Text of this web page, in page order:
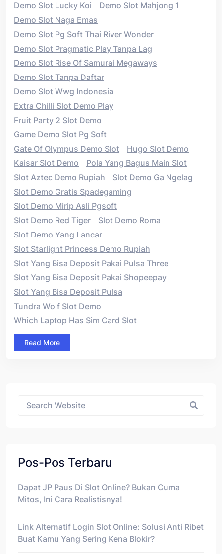
Demo Slot Lucky Koi
Demo Slot Mahjong 1
Demo Slot Naga Emas
Demo Slot Pg Soft Thai River Wonder
Demo Slot Pragmatic Play Tanpa Lag
Demo Slot Rise Of Samurai Megaways
Demo Slot Tanpa Daftar
Demo Slot Wwg Indonesia
Extra Chilli Slot Demo Play
Fruit Party 2 Slot Demo
Game Demo Slot Pg Soft
Gate Of Olympus Demo Slot
Hugo Slot Demo
Kaisar Slot Demo
Pola Yang Bagus Main Slot
Slot Aztec Demo Rupiah
Slot Demo Ga Ngelag
Slot Demo Gratis Spadegaming
Slot Demo Mirip Asli Pgsoft
Slot Demo Red Tiger
Slot Demo Roma
Slot Demo Yang Lancar
Slot Starlight Princess Demo Rupiah
Slot Yang Bisa Deposit Pakai Pulsa Three
Slot Yang Bisa Deposit Pakai Shopeepay
Slot Yang Bisa Deposit Pulsa
Tundra Wolf Slot Demo
Which Laptop Has Sim Card Slot
Read More
Pos-Pos Terbaru
Dapat JP Paus Di Slot Online? Bukan Cuma
Mitos, Ini Cara Realistisnya!
Link Alternatif Login Slot Online: Solusi Anti Ribet
Buat Kamu Yang Sering Kena Blokir?